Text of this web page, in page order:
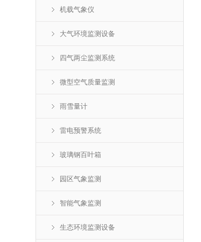
机载气象仪
大气环境监测设备
四气两尘监测系统
微型空气质量监测
雨雪量计
雷电预警系统
玻璃钢百叶箱
园区气象监测
智能气象监测
生态环境监测设备